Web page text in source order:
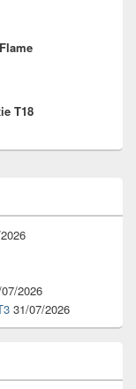
T18
2026
31/07/2026